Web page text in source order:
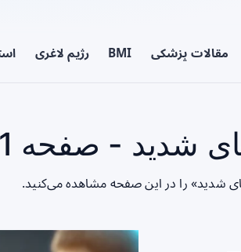
مقالات پزشکی BMI رژیم لاغری
شدید - صفحه 1
شدید» را در این صفحه مشاهده می‌کنید.